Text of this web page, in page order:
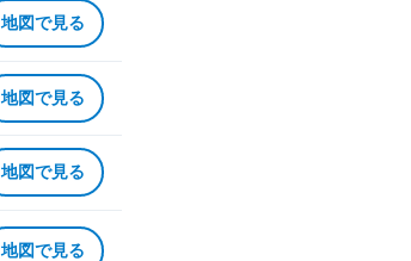
地図で見る
地図で見る
地図で見る
地図で見る